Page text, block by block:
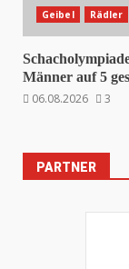
Geibel Rädler
Männer auf 5
06.08.2026
3
PARTNER